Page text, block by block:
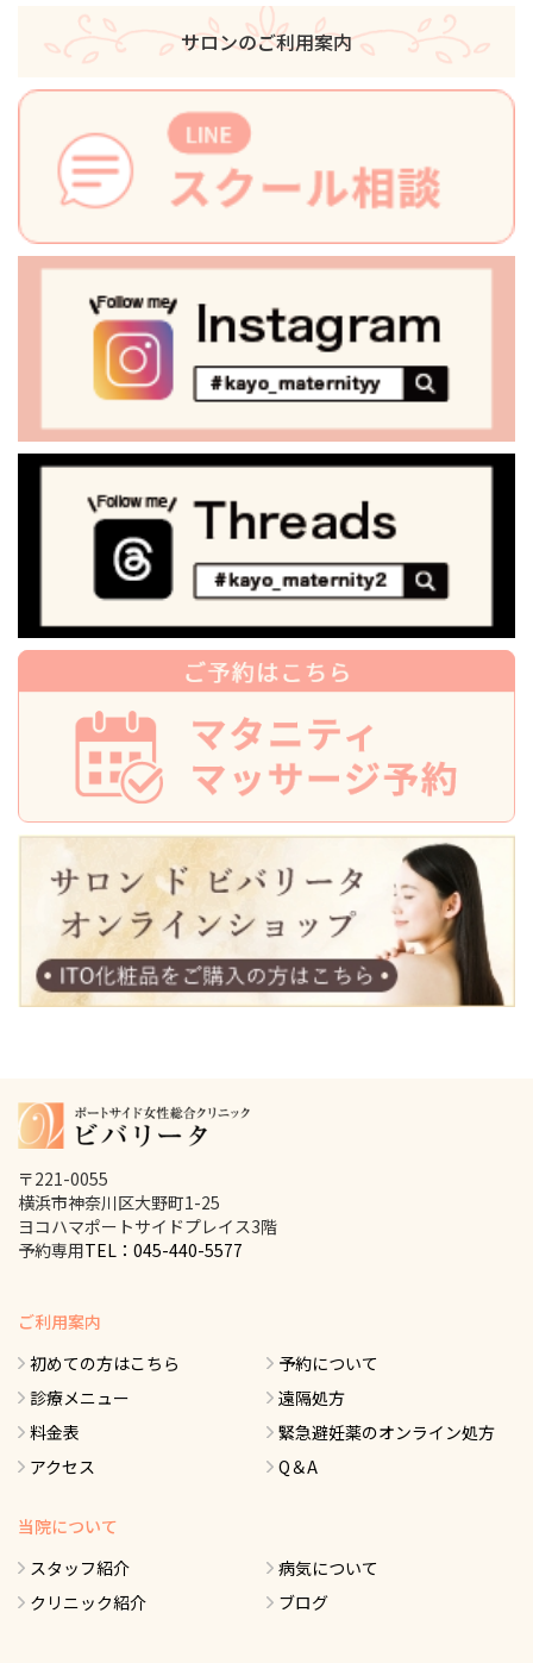
サロンのご利用案内
〒221-0055
横浜市神奈川区大野町1-25
ヨコハマポートサイドプレイス3階
予約専用TEL：045-440-5577
ご利用案内
初めての方はこちら
診療メニュー
料金表
アクセス
予約について
遠隔処方
緊急避妊薬のオンライン処方
Q＆A
当院について
スタッフ紹介
クリニック紹介
病気について
ブログ